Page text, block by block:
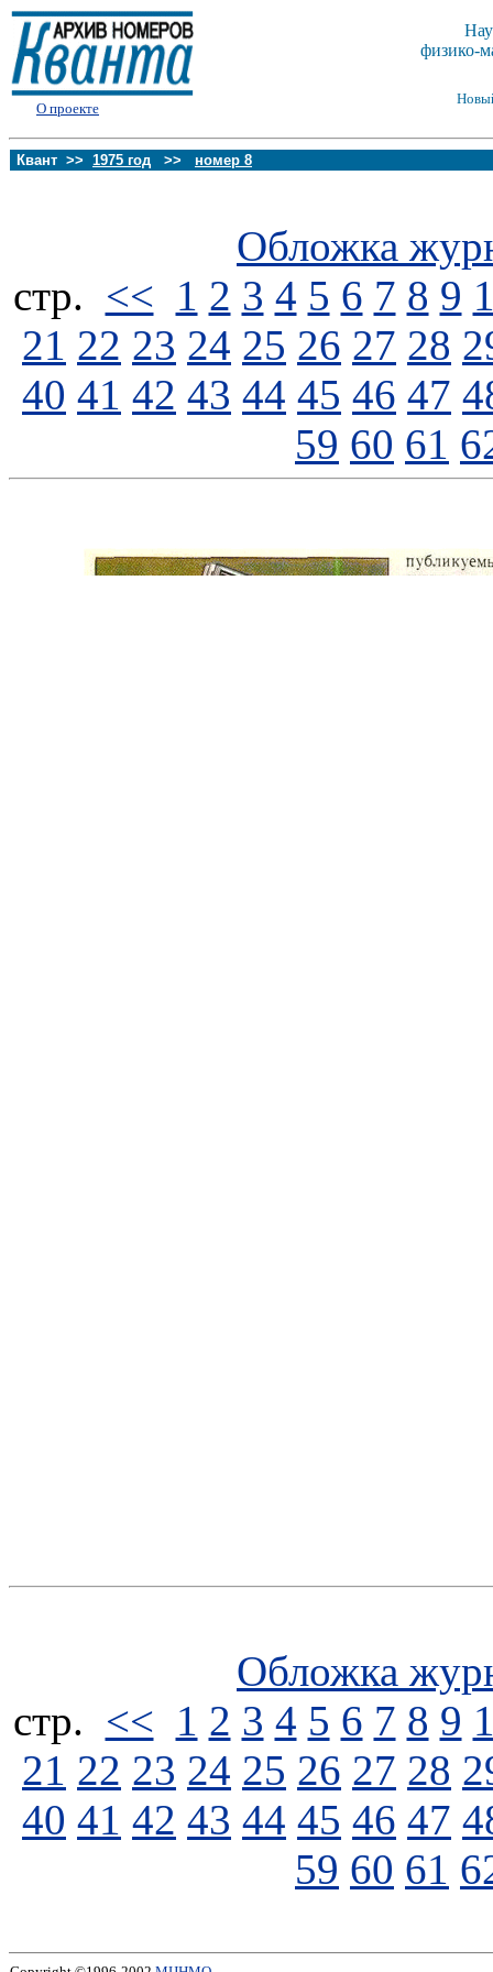
О проекте
физико-
Квант >> 1975 год >> номер 8
Обложка
стp. << 1 2 3 4 5 6 7 8 9
21 22 23 24 25 26 27 28
40 41 42 43 44 45 46 47
59 60 61
Обложка
стp. << 1 2 3 4 5 6 7 8 9
21 22 23 24 25 26 27 28
40 41 42 43 44 45 46 47
59 60 61